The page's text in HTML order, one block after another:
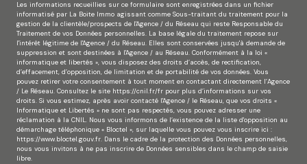
Les informations recueillies sur ce formulaire sont enregistrées dans un fichier
informatisé par La Boite Immo agissant comme Sous-traitant du traitement pour la
gestion de la clientèle/prospects de l'Agence / du Réseau qui reste Responsable du
Traitement de vos Données personnelles. La base légale du traitement repose sur
l'intérêt légitime de l'Agence / du Réseau. Elles sont conservées jusqu'à demande de
suppression et sont destinées à l'Agence / au Réseau. Conformément à la loi «
informatique et libertés », vous disposez des droits d’accès, de rectification,
d’effacement, d’opposition, de limitation et de portabilité de vos données. Vous
pouvez retirer votre consentement à tout moment en contactant directement l’Agence
/ Le Réseau. Consultez le site https://cnil.fr/fr pour plus d’informations sur vos
droits. Si vous estimez, après avoir contacté l'Agence / le Réseau, que vos droits «
Informatique et Libertés » ne sont pas respectés, vous pouvez adresser une
réclamation à la CNIL. Nous vous informons de l’existence de la liste d'opposition au
démarchage téléphonique « Bloctel », sur laquelle vous pouvez vous inscrire ici :
https://www.bloctel.gouv.fr. Dans le cadre de la protection des Données personnelles,
nous vous invitons à ne pas inscrire de Données sensibles dans le champ de saisie
libre.